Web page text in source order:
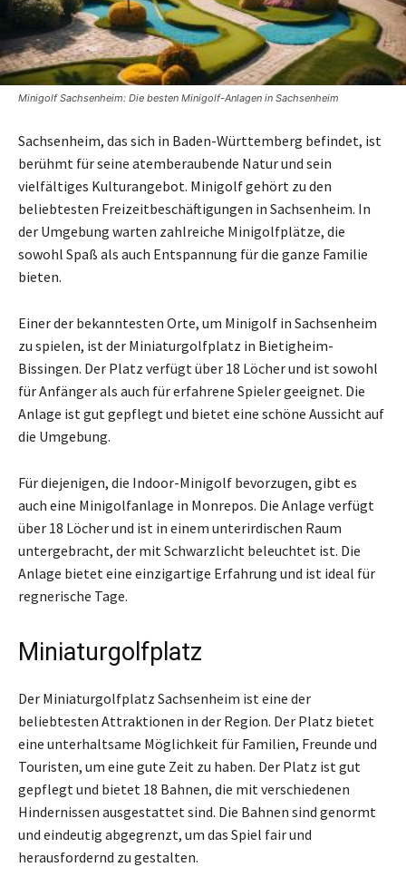
Minigolf Sachsenheim: Die besten Minigolf-Anlagen in Sachsenheim
Sachsenheim, das sich in Baden-Württemberg befindet, ist
berühmt für seine atemberaubende Natur und sein
vielfältiges Kulturangebot. Minigolf gehört zu den
beliebtesten Freizeitbeschäftigungen in Sachsenheim. In
der Umgebung warten zahlreiche Minigolfplätze, die
sowohl Spaß als auch Entspannung für die ganze Familie
bieten.
Einer der bekanntesten Orte, um Minigolf in Sachsenheim
zu spielen, ist der Miniaturgolfplatz in Bietigheim-
Bissingen. Der Platz verfügt über 18 Löcher und ist sowohl
für Anfänger als auch für erfahrene Spieler geeignet. Die
Anlage ist gut gepflegt und bietet eine schöne Aussicht auf
die Umgebung.
Für diejenigen, die Indoor-Minigolf bevorzugen, gibt es
auch eine Minigolfanlage in Monrepos. Die Anlage verfügt
über 18 Löcher und ist in einem unterirdischen Raum
untergebracht, der mit Schwarzlicht beleuchtet ist. Die
Anlage bietet eine einzigartige Erfahrung und ist ideal für
regnerische Tage.
Miniaturgolfplatz
Der Miniaturgolfplatz Sachsenheim ist eine der
beliebtesten Attraktionen in der Region. Der Platz bietet
eine unterhaltsame Möglichkeit für Familien, Freunde und
Touristen, um eine gute Zeit zu haben. Der Platz ist gut
gepflegt und bietet 18 Bahnen, die mit verschiedenen
Hindernissen ausgestattet sind. Die Bahnen sind genormt
und eindeutig abgegrenzt, um das Spiel fair und
herausfordernd zu gestalten.